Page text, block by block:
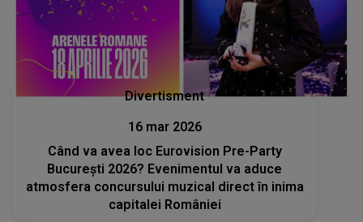
Divertisment
16 mar 2026
Când va avea loc Eurovision Pre-Party
București 2026? Evenimentul va aduce
atmosfera concursului muzical direct în inima
capitalei României